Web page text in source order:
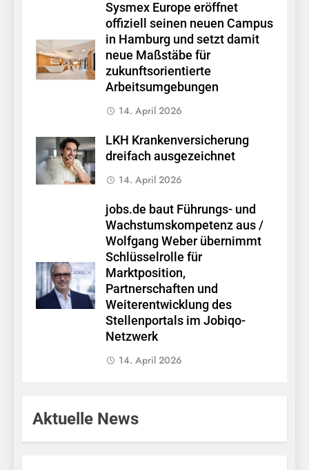
Sysmex Europe eröffnet
offiziell seinen neuen Campus
in Hamburg und setzt damit
neue Maßstäbe für
zukunftsorientierte
Arbeitsumgebungen
14. April 2026
LKH Krankenversicherung
dreifach ausgezeichnet
14. April 2026
jobs.de baut Führungs- und
Wachstumskompetenz aus /
Wolfgang Weber übernimmt
Schlüsselrolle für
Marktposition,
Partnerschaften und
Weiterentwicklung des
Stellenportals im Jobiqo-
Netzwerk
14. April 2026
Aktuelle News